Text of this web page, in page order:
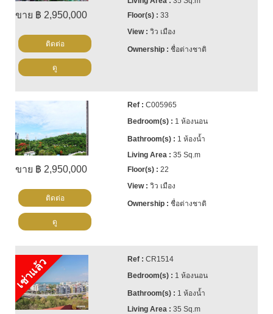
ขาย ฿ 2,950,000
33
วิว เมือง
ชื่อต่างชาติ
ติดต่อ
ดู
ขาย ฿ 2,950,000
C005965
1 ห้องนอน
1 ห้องน้ำ
35 Sq.m
22
วิว เมือง
ชื่อต่างชาติ
ติดต่อ
ดู
เช่าแล้ว
CR1514
1 ห้องนอน
1 ห้องน้ำ
35 Sq.m